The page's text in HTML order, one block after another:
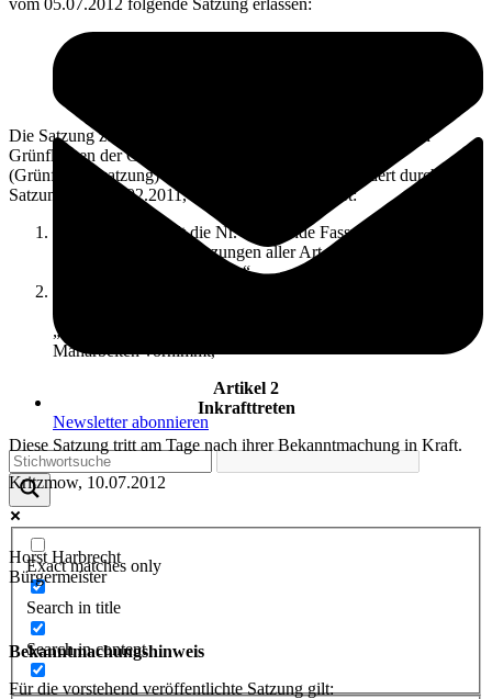
Newsletter abonnieren
Exact matches only
Search in title
Search in content
vom 05.07.2012 folgende Satzung erlassen:
Die Satzung zum Schutz und zur Benutzung der öffentlichen
Grünflächen der Gemeinde Elmenhorst/ Lichtenhagen
(Grünflächensatzung) vom 22.10.2002, zuletzt geändert durch
Satzung vom 08.02.2011, wird wie folgt geändert:
In § 3 Abs. 1 erhält die Nr. 6 folgende Fassung:
„6. eigenmächtig Pflanzungen aller Art, Gehölzschnitt oder
Mäharbeiten vorzunehmen,“
„- eigenmächtig Pflanzungen aller Art, Gehölzschnitt oder
Mäharbeiten vornimmt,“
Artikel 2
Inkrafttreten
Diese Satzung tritt am Tage nach ihrer Bekanntmachung in Kraft.
Kritzmow, 10.07.2012
Horst Harbrecht
Bürgermeister
Bekanntmachungshinweis
Für die vorstehend veröffentlichte Satzung gilt: